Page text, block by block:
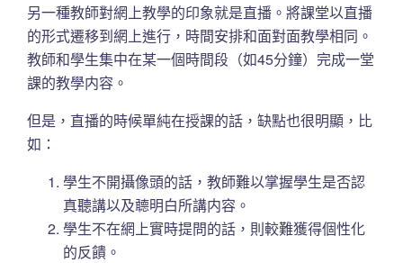
另一種教師對網上教學的印象就是直播。將課堂以直播
的形式遷移到網上進行，時間安排和面對面教學相同。
教師和學生集中在某一個時間段（如45分鐘）完成一堂
課的教學内容。
但是，直播的時候單純在授課的話，缺點也很明顯，比
如：
學生不開攝像頭的話，教師難以掌握學生是否認
真聽講以及聼明白所講内容。
學生不在網上實時提問的話，則較難獲得個性化
的反饋。